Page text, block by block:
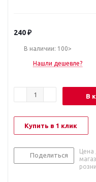
240₽
В наличии: 100>
Нашли дешевле?
В
Купить в 1 клик
Поделиться